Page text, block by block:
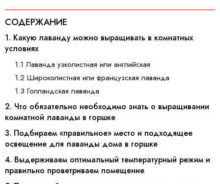
СОДЕРЖАНИЕ
1. Какую лаванду можно выращивать в комнатных
условиях
1.1 Лаванда узколистная или английская
1.2 Широколистная или французская лаванда
1.3 Голландская лаванда
2. Что обязательно необходимо знать о выращивании
комнатной лаванды в горшке
3. Подбираем «правильное» место и подходящее
освещение для лаванды дома в горшке
4. Выдерживаем оптимальный температурный режим и
правильно проветриваем помещение